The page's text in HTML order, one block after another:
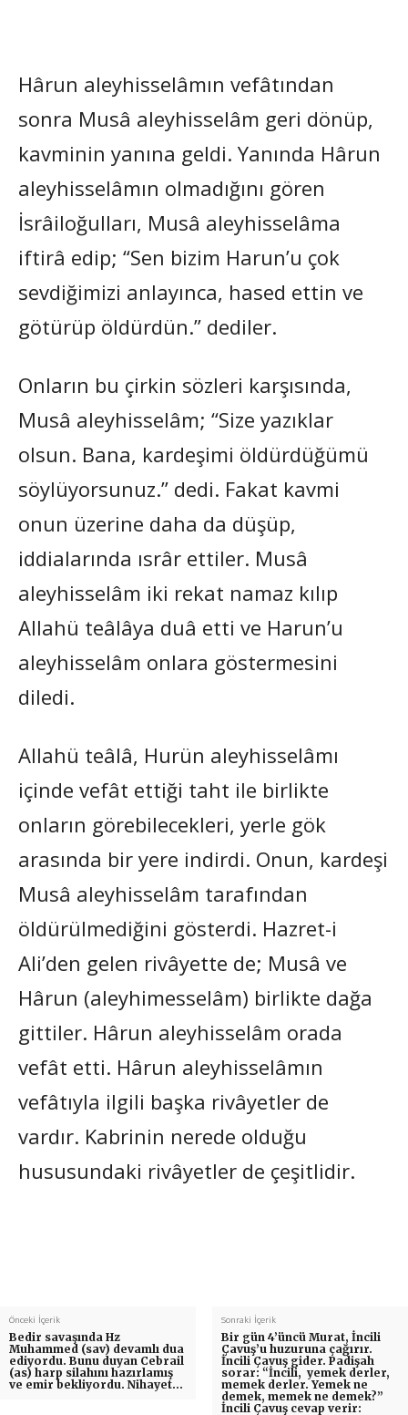
Hârun aleyhisselâmın vefâtından
sonra Musâ aleyhisselâm geri dönüp,
kavminin yanına geldi. Yanında Hârun
aleyhisselâmın olmadığını gören
İsrâiloğulları, Musâ aleyhisselâma
iftirâ edip; “Sen bizim Harun’u çok
sevdiğimizi anlayınca, hased ettin ve
götürüp öldürdün.” dediler.
Onların bu çirkin sözleri karşısında,
Musâ aleyhisselâm; “Size yazıklar
olsun. Bana, kardeşimi öldürdüğümü
söylüyorsunuz.” dedi. Fakat kavmi
onun üzerine daha da düşüp,
iddialarında ısrâr ettiler. Musâ
aleyhisselâm iki rekat namaz kılıp
Allahü teâlâya duâ etti ve Harun’u
aleyhisselâm onlara göstermesini
diledi.
Allahü teâlâ, Hurün aleyhisselâmı
içinde vefât ettiği taht ile birlikte
onların görebilecekleri, yerle gök
arasında bir yere indirdi. Onun, kardeşi
Musâ aleyhisselâm tarafından
öldürülmediğini gösterdi. Hazret-i
Ali’den gelen rivâyette de; Musâ ve
Hârun (aleyhimesselâm) birlikte dağa
gittiler. Hârun aleyhisselâm orada
vefât etti. Hârun aleyhisselâmın
vefâtıyla ilgili başka rivâyetler de
vardır. Kabrinin nerede olduğu
hususundaki rivâyetler de çeşitlidir.
Önceki İçerik
Bedir savaşında Hz
Muhammed (sav) devamlı dua
ediyordu. Bunu duyan Cebrail
(as) harp silahını hazırlamış
ve emir bekliyordu. Nihayet…
Sonraki İçerik
Bir gün 4’üncü Murat, İncili
Çavuş’u huzuruna çağırır.
İncili Çavuş gider. Padişah
sorar: “İncili, yemek derler,
memek derler. Yemek ne
demek, memek ne demek?”
İncili Çavuş cevap verir: